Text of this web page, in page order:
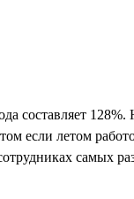
составляет
если летом
самых